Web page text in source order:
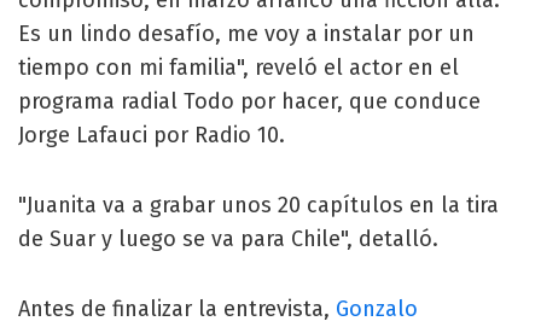
Es un lindo desafío, me voy a instalar por un
tiempo con mi familia", reveló el actor en el
programa radial Todo por hacer, que conduce
Jorge Lafauci por Radio 10.
"Juanita va a grabar unos 20 capítulos en la tira
de Suar y luego se va para Chile", detalló.
Antes de finalizar la entrevista, Gonzalo